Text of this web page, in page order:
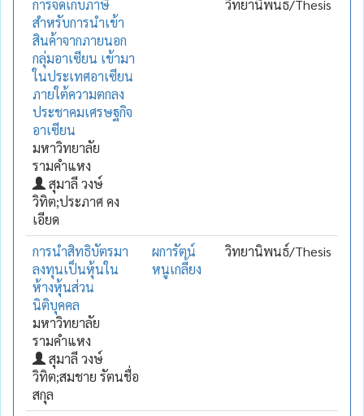
การจัดเก็บภาษี
สำหรับการนำเข้า
สินค้าจากภายนอก
กลุ่มอาเซียน เข้ามา
ในประเทศอาเซียน
ภายใต้ความตกลง
ประชาคมเศรษฐกิจ
อาเซียน
มหาวิทยาลัย
รามคำแหง
สุมาลี วงษ์
วิทิต;ประภาศ คง
เอียด
วิทยานิพนธ์/Thesis
การนำสิทธิบัตรมา
ลงทุนเป็นหุ้นใน
ห้างหุ้นส่วน
นิติบุคคล
มหาวิทยาลัย
รามคำแหง
สุมาลี วงษ์
วิทิต;สมชาย รัตนชื่อ
สกุล
ผการัตน์
หนูเกลี้ยง
วิทยานิพนธ์/Thesis